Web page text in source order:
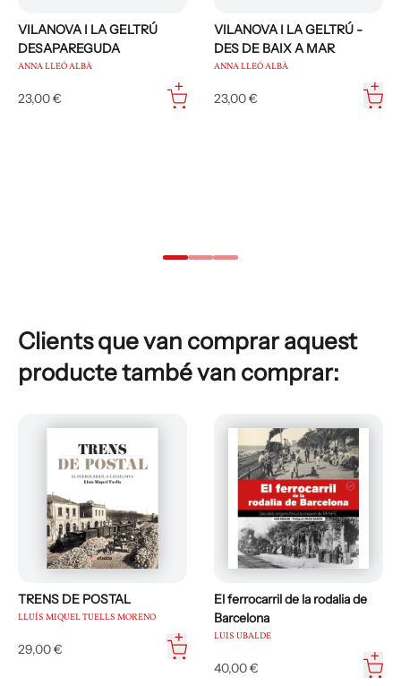
VILANOVA I LA GELTRÚ
DESAPAREGUDA
ANNA LLEÓ ALBÀ
23,00 €
VILANOVA I LA GELTRÚ -
DES DE BAIX A MAR
ANNA LLEÓ ALBÀ
23,00 €
Clients que van comprar aquest
producte també van comprar:
TRENS DE POSTAL
LLUÍS MIQUEL TUELLS MORENO
29,00 €
El ferrocarril de la rodalia de
Barcelona
LUIS UBALDE
40,00 €